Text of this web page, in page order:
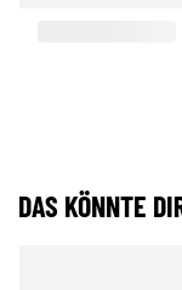
DAS KÖNNTE